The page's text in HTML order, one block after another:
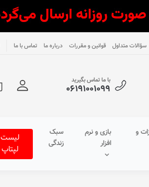
سؤالات متداول قوانین و مقررات درباره ما تماس با ما
با ما تماس بگیرید
۰۶۱۹۱۰۰۱۰۹۹
و
بازی و نرم
افزار
سبک
زندگی
لیست
لپتاپ